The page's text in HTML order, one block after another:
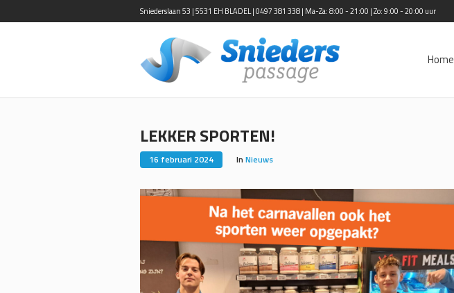
Sniederslaan 53 | 5531 EH BLADEL | 0497 381 338 | Ma-Za: 8:00 - 21:00 | Zo: 9:00 - 20:00 uur
Home
LEKKER SPORTEN!
16 februari 2024 In Nieuws